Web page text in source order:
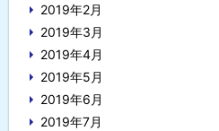
2019年2月
2019年3月
2019年4月
2019年5月
2019年6月
2019年7月